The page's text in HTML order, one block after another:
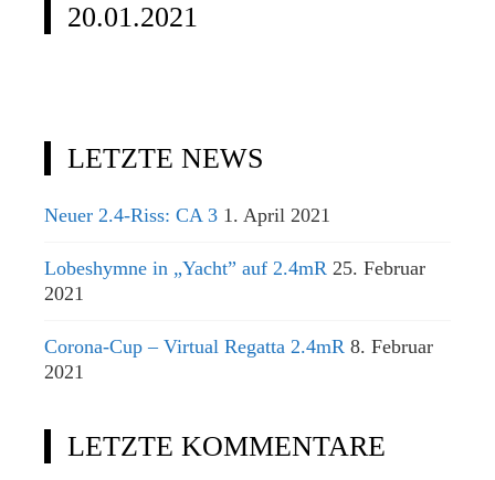
20.01.2021
LETZTE NEWS
Neuer 2.4-Riss: CA 3 1. April 2021
Lobeshymne in „Yacht” auf 2.4mR 25. Februar
2021
Corona-Cup – Virtual Regatta 2.4mR 8. Februar
2021
LETZTE KOMMENTARE